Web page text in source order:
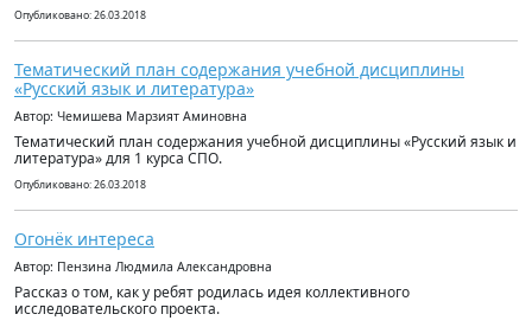
Опубликовано: 26.03.2018
Тематический план содержания учебной дисциплины
«Русский язык и литература»
Автор: Чемишева Марзият Аминовна
Тематический план содержания учебной дисциплины «Русский язык и
литература» для 1 курса СПО.
Опубликовано: 26.03.2018
Огонёк интереса
Автор: Пензина Людмила Александровна
Рассказ о том, как у ребят родилась идея коллективного
исследовательского проекта.